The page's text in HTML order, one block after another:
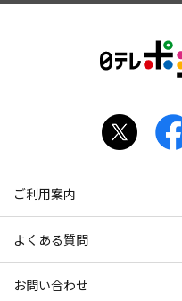
ご利用案内
よくある質問
お問い合わせ